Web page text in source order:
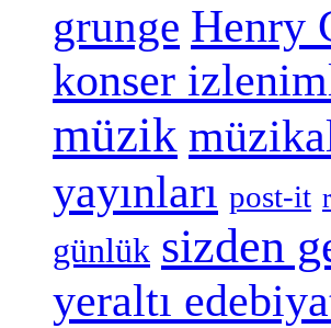
grunge Henry
konser
müzik
yayınları post-it
günlük sizden
yeraltı